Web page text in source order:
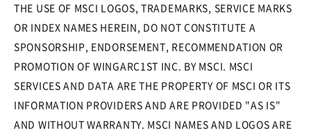
THE USE OF MSCI LOGOS, TRADEMARKS, SERVICE MARKS
OR INDEX NAMES HEREIN, DO NOT CONSTITUTE A
SPONSORSHIP, ENDORSEMENT, RECOMMENDATION OR
PROMOTION OF WINGARC1ST INC. BY MSCI. MSCI
SERVICES AND DATA ARE THE PROPERTY OF MSCI OR ITS
INFORMATION PROVIDERS AND ARE PROVIDED "AS IS"
AND WITHOUT WARRANTY. MSCI NAMES AND LOGOS ARE